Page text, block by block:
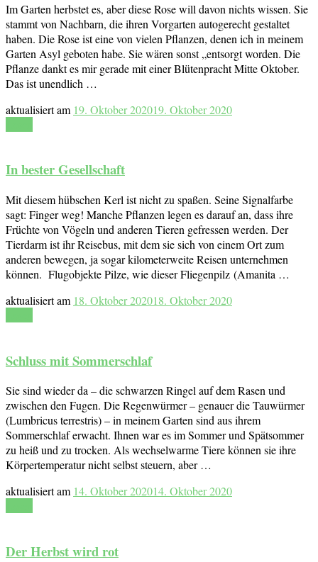
Im Garten herbstet es, aber diese Rose will davon nichts wissen. Sie
stammt von Nachbarn, die ihren Vorgarten autogerecht gestaltet
haben. Die Rose ist eine von vielen Pflanzen, denen ich in meinem
Garten Asyl geboten habe. Sie wären sonst „entsorgt worden. Die
Pflanze dankt es mir gerade mit einer Blütenpracht Mitte Oktober.
Das ist unendlich …
aktualisiert am 19. Oktober 202019. Oktober 2020
In bester Gesellschaft
Mit diesem hübschen Kerl ist nicht zu spaßen. Seine Signalfarbe
sagt: Finger weg! Manche Pflanzen legen es darauf an, dass ihre
Früchte von Vögeln und anderen Tieren gefressen werden. Der
Tierdarm ist ihr Reisebus, mit dem sie sich von einem Ort zum
anderen bewegen, ja sogar kilometerweite Reisen unternehmen
können. Flugobjekte Pilze, wie dieser Fliegenpilz (Amanita …
aktualisiert am 18. Oktober 202018. Oktober 2020
Schluss mit Sommerschlaf
Sie sind wieder da – die schwarzen Ringel auf dem Rasen und
zwischen den Fugen. Die Regenwürmer – genauer die Tauwürmer
(Lumbricus terrestris) – in meinem Garten sind aus ihrem
Sommerschlaf erwacht. Ihnen war es im Sommer und Spätsommer
zu heiß und zu trocken. Als wechselwarme Tiere können sie ihre
Körpertemperatur nicht selbst steuern, aber …
aktualisiert am 14. Oktober 202014. Oktober 2020
Der Herbst wird rot